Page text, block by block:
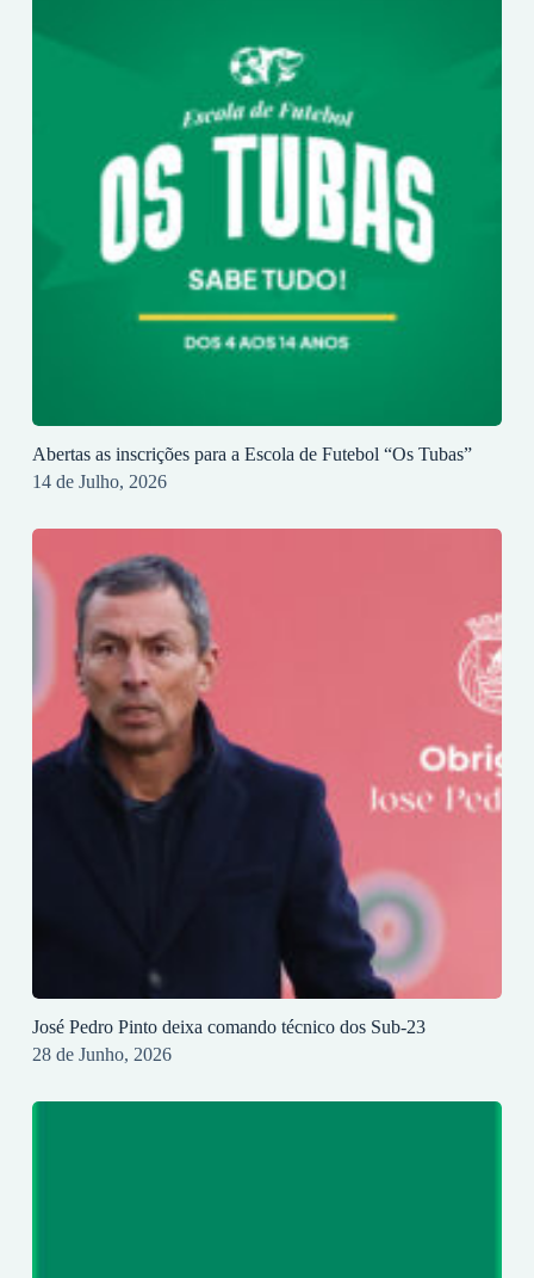
Abertas as inscrições para a Escola de Futebol “Os Tubas”
14 de Julho, 2026
José Pedro Pinto deixa comando técnico dos Sub-23
28 de Junho, 2026